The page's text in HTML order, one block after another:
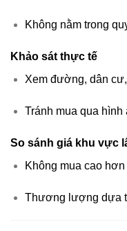
Không nằm trong
Khảo sát thực tế
Xem đường, dân
Tránh mua qua
So sánh giá khu vực
Không mua cao
Thương lượng dựa